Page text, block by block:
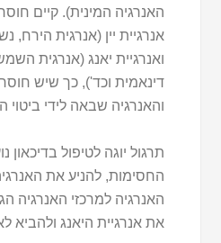
האנרגיה המינית). קיים חוסר
אנרגיית יין (אנרגית הירח,
ואנרגיית יאנג (אנרגית
דינאמית וכד'), כך שיש חוסר
והאנרגיה שבאה לידי ביטוי
תרגול יוגה לטיפול
החסימות, להניע את
האנרגיה למרכזי האנרגיה
את אנרגיית היאנג ולהביא